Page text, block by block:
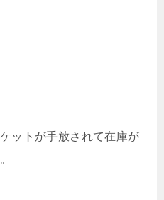
ットが手放されて在庫が